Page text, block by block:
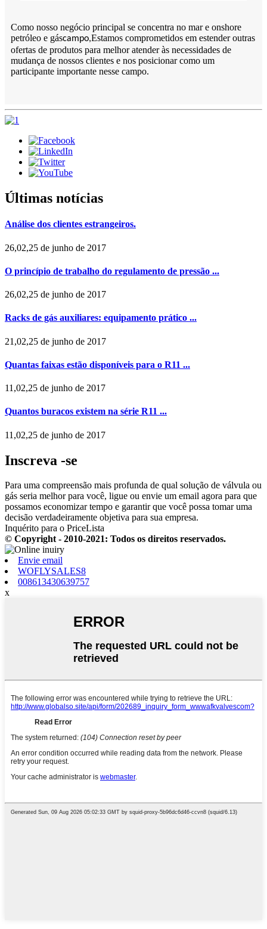
Como nosso negócio principal se concentra no mar e onshore
petróleo e gáscampo,Estamos comprometidos em estender outras
ofertas de produtos para melhor atender às necessidades de
mudança de nossos clientes e nos posicionar como um
participante importante nesse campo.
Últimas notícias
Análise dos clientes estrangeiros.
26,02,25 de junho de 2017
O princípio de trabalho do regulamento de pressão ...
26,02,25 de junho de 2017
Racks de gás auxiliares: equipamento prático ...
21,02,25 de junho de 2017
Quantas faixas estão disponíveis para o R11 ...
11,02,25 de junho de 2017
Quantos buracos existem na série R11 ...
11,02,25 de junho de 2017
Inscreva -se
Para uma compreensão mais profunda de qual solução de válvula ou
gás seria melhor para você, ligue ou envie um email agora para que
possamos economizar tempo e garantir que você possa tomar uma
decisão verdadeiramente objetiva para sua empresa.
Inquérito para o PriceLista
© Copyright - 2010-2021: Todos os direitos reservados.
Envie email
WOFLYSALES8
008613430639757
x